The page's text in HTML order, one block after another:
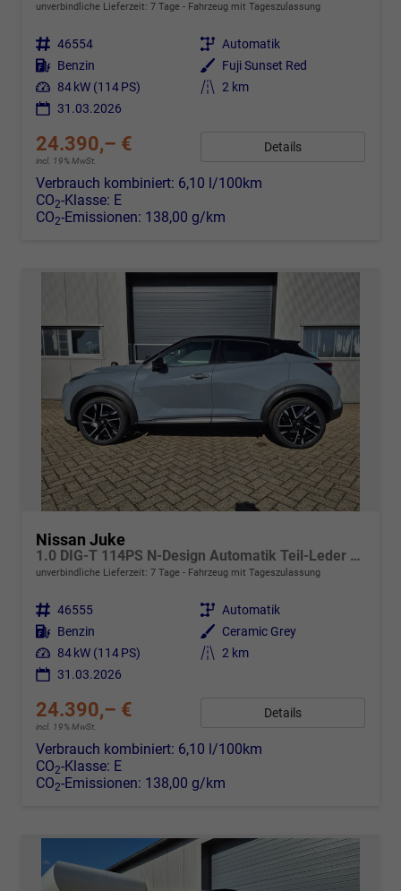
unverbindliche Lieferzeit: 7 Tage Fahrzeug mit Tageszulassung
Fahrzeugnr. 46554 Getriebe Automatik
Kraftstoff Benzin Außenfarbe
Fuji Sunset Red
Leistung 84 kW (114 PS) Kilometerstand 2 km
31.03.2026
24.390,– €
incl. 19% MwSt.
Details
Verbrauch kombiniert: 6,10 l/100km
CO2-Klasse: E
CO2-Emissionen: 138,00 g/km
Nissan Juke
1.0 DIG-T 114PS N-Design Automatik Teil-Leder Klimaautomatik Sitzheizung Lenkradheizung PDC v+h Rückf.Kamera Navi 19"LM Bluetooth Touchscreen Apple CarPlay Android Auto
unverbindliche Lieferzeit: 7 Tage Fahrzeug mit Tageszulassung
Fahrzeugnr. 46555 Getriebe Automatik
Kraftstoff Benzin Außenfarbe
Ceramic Grey
Leistung 84 kW (114 PS) Kilometerstand 2 km
31.03.2026
24.390,– €
incl. 19% MwSt.
Details
Verbrauch kombiniert: 6,10 l/100km
CO2-Klasse: E
CO2-Emissionen: 138,00 g/km